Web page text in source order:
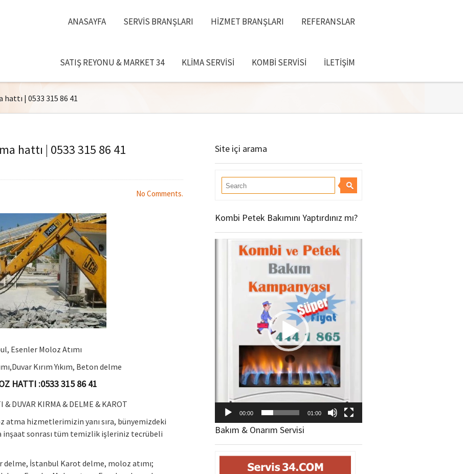
ANASAYFA SERVIS BRANŞLARI HIZMET BRANŞLARI REFERANSLAR
SATIŞ REYONU & MARKET 34 KLIMA SERVISI KOMBI SERVISI İLETIŞIM
| 0533 315 86 41
hattı | 0533 315 86 41
No Comments.
Esenler Moloz Atımı
Kırım Yıkım, Beton delme
HATTI :0533 315 86 41
& DUVAR KIRMA & DELME & KAROT
atma hizmetlerimizin yanı sıra, bünyemizdeki
inşaat sonrası tüm temizlik işleriniz tecrübeli
delme, İstanbul Karot delme, moloz atımı;
Site içi arama
Kombi Petek Bakımını Yaptırdınız mı?
oynatıcı
00:00 01:00
Bakım & Onarım Servisi